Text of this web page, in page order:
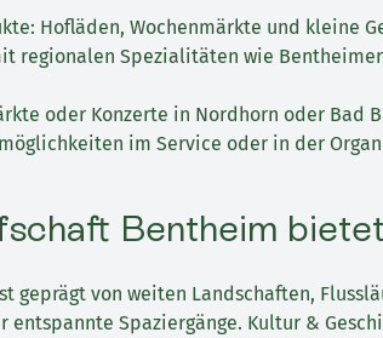
Hofläden, Wochenmärkte und kleine
regionalen Spezialitäten wie
oder Konzerte in Nordhorn oder Bad
im Service oder in der
Bentheim bietet
geprägt von weiten Landschaften,
entspannte Spaziergänge. Kultur &